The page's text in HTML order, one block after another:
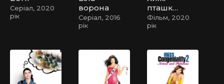
Серіал, 2020
рік
ворона
Серіал, 2016
рік
пташки
(та
фантас
Квін)
Фільм, 2020
рік